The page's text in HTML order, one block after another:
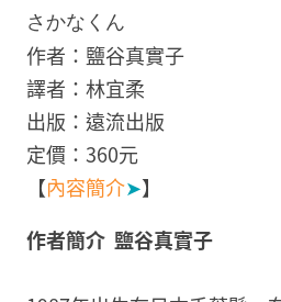
さかなくん
作者：鹽谷真實子
譯者：林宜柔
出版：遠流出版
定價：360元
【內容簡介➤】
作者簡介 鹽谷真實子